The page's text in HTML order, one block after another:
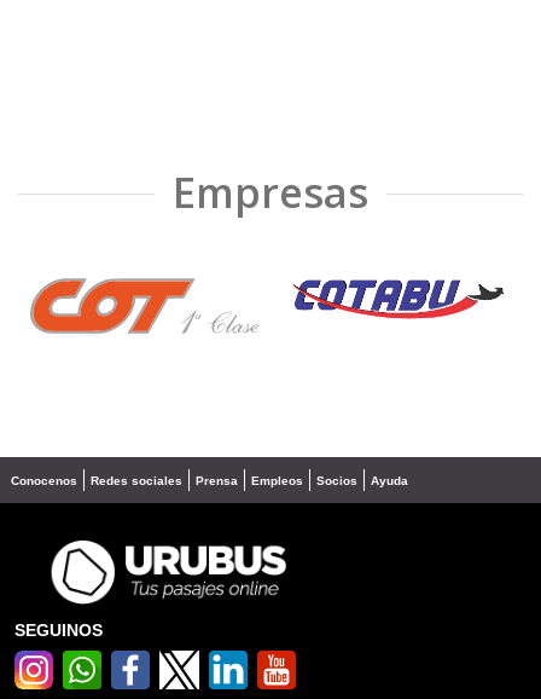
Empresas
❮ ❯
Conocenos Redes sociales Prensa Empleos Socios Ayuda
SEGUINOS